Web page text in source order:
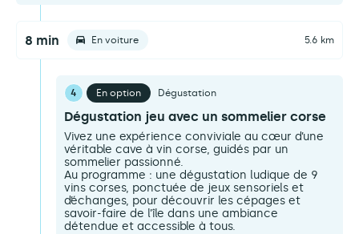
8 min En voiture 5.6 km
4 En option Dégustation
Dégustation jeu avec un sommelier corse
Vivez une expérience conviviale au cœur d’une
véritable cave à vin corse, guidés par un
sommelier passionné.
Au programme : une dégustation ludique de 9
vins corses, ponctuée de jeux sensoriels et
d’échanges, pour découvrir les cépages et
savoir-faire de l’île dans une ambiance
détendue et accessible à tous.